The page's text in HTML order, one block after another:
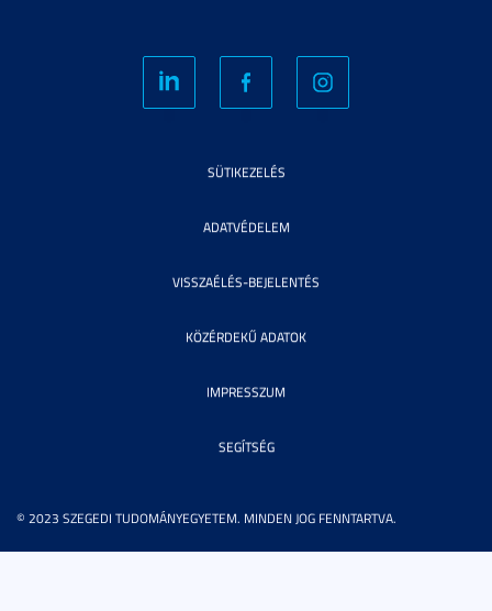
© 2023 SZEGEDI TUDOMÁNYEGYETEM. MINDEN JOG FENNTARTVA.
SÜTIKEZELÉS
ADATVÉDELEM
VISSZAÉLÉS-BEJELENTÉS
KÖZÉRDEKŰ ADATOK
IMPRESSZUM
SEGÍTSÉG